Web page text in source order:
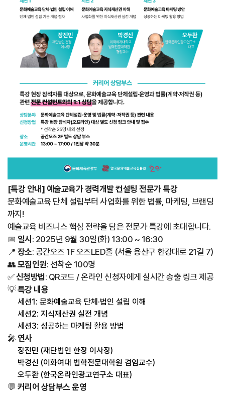
[특강 안내] 예술교육가 경력개발 컨설팅 전문가 특강
문화예술교육 단체 설립부터 사업화를 위한 법률, 마케팅, 브랜딩
까지!
예술교육 비즈니스 핵심 전략을 담은 전문가 특강에 초대합니다.
📅 일시 : 2025년 9월 30일(화) 13:00 ~ 16:30
📍 장소: 공간오즈 1F 오즈LED홀 (서울 용산구 한강대로 21길 7)
👥 모집인원: 선착순 100명
✅신청방법 : QR코드 / 온라인 신청자에게 실시간 송출 링크 제공
💡특강 내용
세션1: 문화예술교육 단체·법인 설립 이해
세션2: 지식재산권 실전 개념
세션3: 성공하는 마케팅 활용 방법
🎤 연사
장진민 (재단법인 한장 이사장)
박경신 (이화여대 법학전문대학원 겸임교수)
오두환 (한국온라인광고연구소 대표)
💬 커리어 상담부스 운영